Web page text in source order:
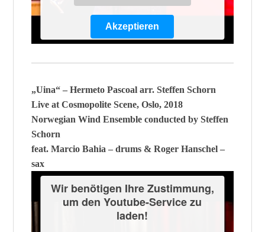
Akzeptieren
Management Platform
„Uina“ – Hermeto Pascoal arr. Steffen Schorn
Live at Cosmopolite Scene, Oslo, 2018
Norwegian Wind Ensemble conducted by Steffen
Schorn
feat. Marcio Bahia – drums & Roger Hanschel –
sax
Wir benötigen Ihre Zustimmung,
um den Youtube-Service zu
laden!